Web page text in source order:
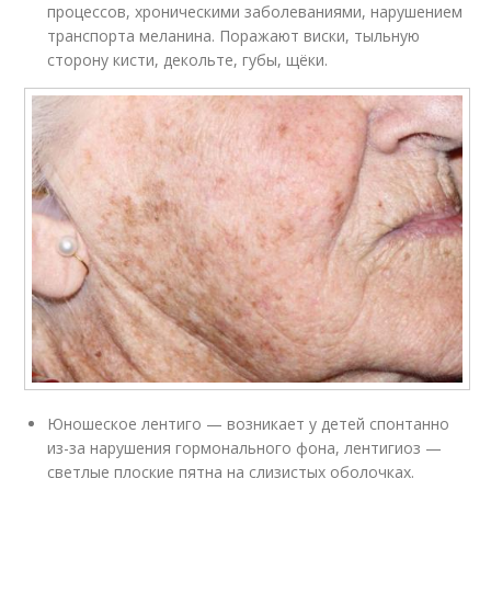
процессов, хроническими заболеваниями, нарушением
транспорта меланина. Поражают виски, тыльную
сторону кисти, декольте, губы, щёки.
Юношеское лентиго — возникает у детей спонтанно
из-за нарушения гормонального фона, лентигиоз —
светлые плоские пятна на слизистых оболочках.